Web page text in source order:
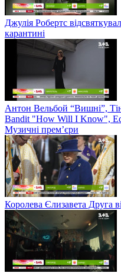
Джулія Робертс
карантині
Антон Вельбой “Вишні”,
Bandit "How Will I Know",
Музичні прем’єри
Королева Єлизавета Друга